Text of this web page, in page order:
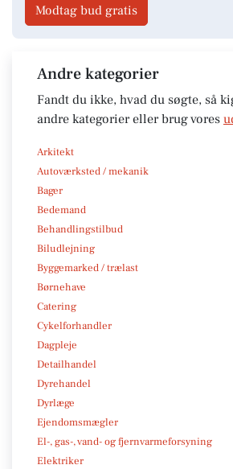
Modtag bud gratis
Andre kategorier
Fandt du ikke, hvad du søgte, så
andre kategorier eller brug vores
Arkitekt
Autoværksted / mekanik
Bager
Bedemand
Behandlingstilbud
Biludlejning
Byggemarked / trælast
Børnehave
Catering
Cykelforhandler
Dagpleje
Detailhandel
Dyrehandel
Dyrlæge
Ejendomsmægler
El-, gas-, vand- og fjernvarmeforsyning
Elektriker